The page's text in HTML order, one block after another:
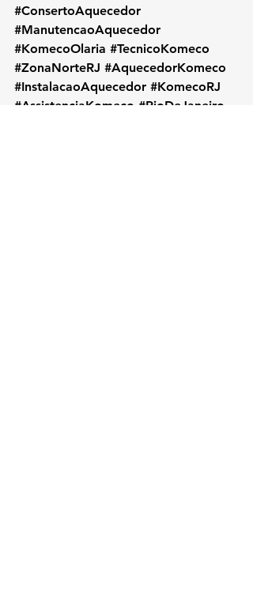
#ConsertoAquecedor
#ManutencaoAquecedor
#KomecoOlaria #TecnicoKomeco
#ZonaNorteRJ #AquecedorKomeco
#InstalacaoAquecedor #KomecoRJ
#AssistenciaKomeco #RioDeJaneiro